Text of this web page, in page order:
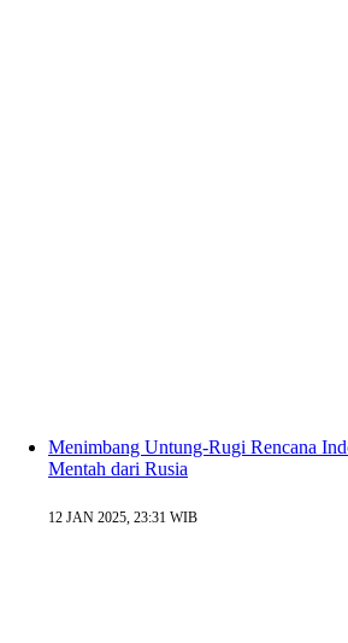
Menimbang Untung-Rugi Rencana
Mentah dari Rusia
12 JAN 2025, 23:31 WIB